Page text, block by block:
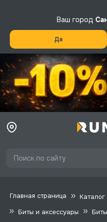
Ваш город
Да
Главная страница Каталог
Биты и аксессуары
Биты